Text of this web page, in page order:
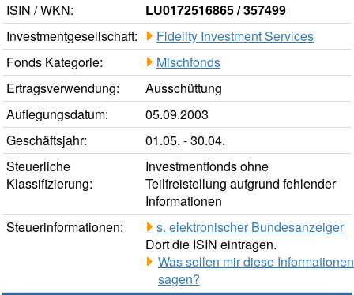
ISIN / WKN:
LU0172516865 / 357499
Investmentgesellschaft:
Fidelity Investment Services
Fonds Kategorie:
Mischfonds
Ertragsverwendung:
Ausschüttung
Auflegungsdatum:
05.09.2003
Geschäftsjahr:
01.05. - 30.04.
Steuerliche
Klassifizierung:
Investmentfonds ohne
Teilfreistellung aufgrund fehlender
Informationen
Steuerinformationen:
s. elektronischer Bundesanzeiger
Dort die ISIN eintragen.
Was sollen mir diese Informationen
sagen?